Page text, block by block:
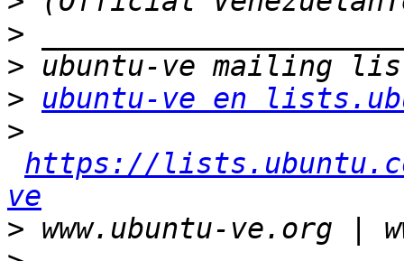
>
>
>
ubuntu-ve en
>
https://
ve
>